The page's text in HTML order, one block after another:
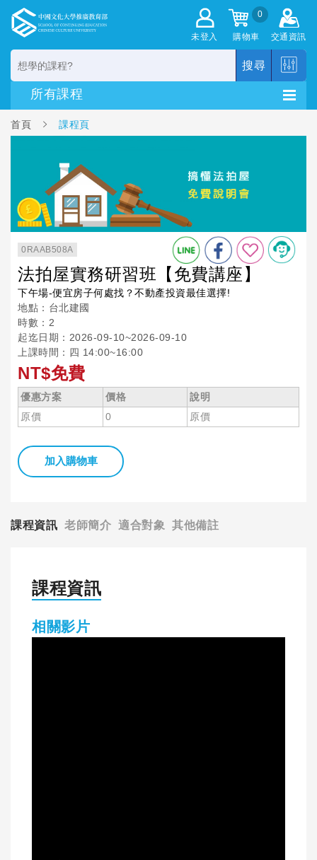
未登入
0
購物車 交通資訊
搜尋
首頁 課程頁
0RAAB508A
法拍屋實務研習班【免費講座】
下午場-便宜房子何處找？不動產投資最佳選擇!
地點：台北建國
時數：2
起迄日期：2026-09-10~2026-09-10
上課時間：四 14:00~16:00
NT$免費
優惠方案 價格
說明
原價
0 原價
加入購物車
課程資訊 老師簡介 適合對象 其他備註
課程資訊
相關影片